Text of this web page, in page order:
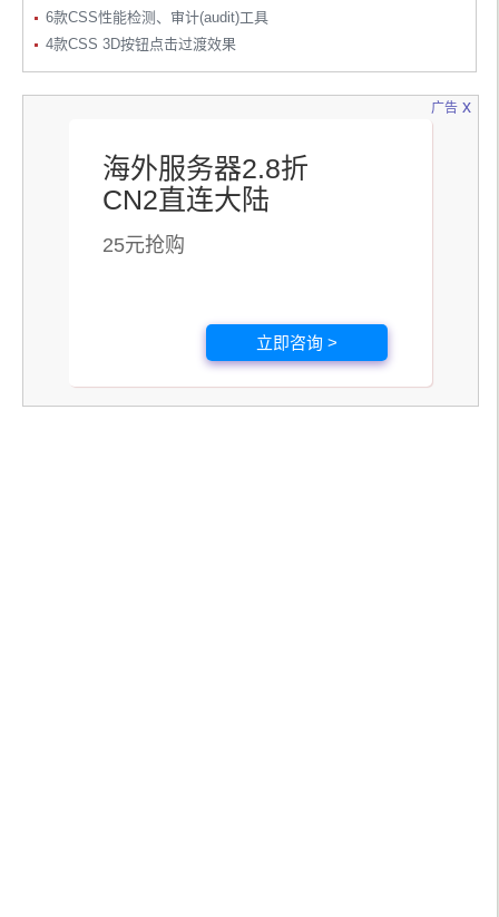
6款CSS性能检测、审计(audit)工具
4款CSS 3D按钮点击过渡效果
广告
海外服务器2.8折
CN2直连大陆
25元抢购
立即咨询 >
x